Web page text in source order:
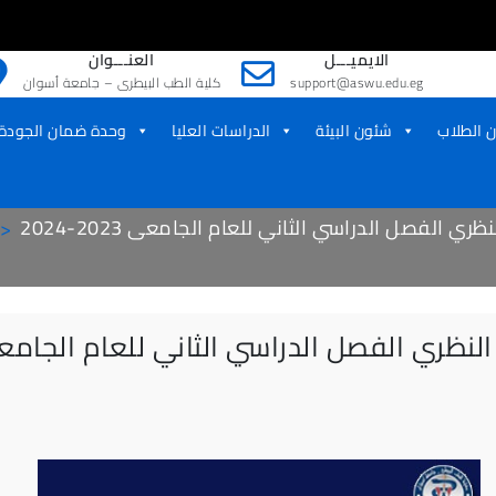
العنـــوان
كلية الطب البيطرى – جامعة أسوان
الايميـــل
support@aswu.edu.eg
وحدة ضمان الدراسات العليا شئون البيئة الطلاب
الفصل الدراسي الثاني للعام الجامعى 2023-2024
الفصل الدراسي الثاني للعام الجامعى 2023-